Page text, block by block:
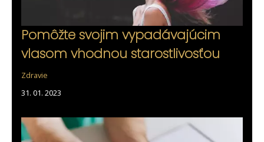
Pomôžte svojim vypadávajúcim
vlasom vhodnou starostlivosťou
Zdravie
31. 01. 2023